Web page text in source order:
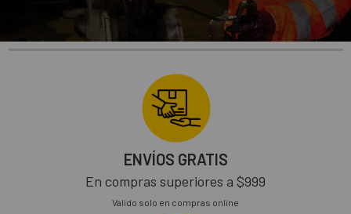
ENVÍOS GRATIS
En compras superiores a $999
Valido solo en compras online